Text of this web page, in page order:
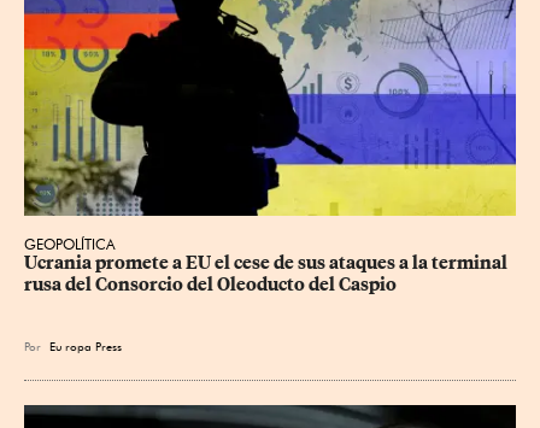
GEOPOLÍTICA
Ucrania promete a EU el cese de sus ataques a la terminal
rusa del Consorcio del Oleoducto del Caspio
Por Eu ropa Press